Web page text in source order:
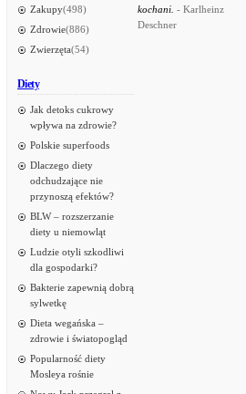
Zakupy(498)
Zdrowie(886)
Zwierzęta(54)
Diety
Jak detoks cukrowy
wpływa na zdrowie?
Polskie superfoods
Dlaczego diety
odchudzające nie
przynoszą efektów?
BLW – rozszerzanie
diety u niemowląt
Ludzie otyli szkodliwi
dla gospodarki?
Bakterie zapewnią dobrą
sylwetkę
Dieta wegańska –
zdrowie i światopogląd
Popularność diety
Mosleya rośnie
kochani. - Karlheinz
Deschner